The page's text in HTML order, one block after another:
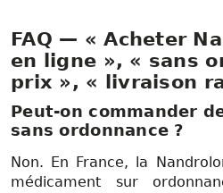
FAQ — « Acheter
en ligne », « sans
prix », « livraison
Peut-on commander
sans ordonnance ?
Non. En France, la
médicament sur